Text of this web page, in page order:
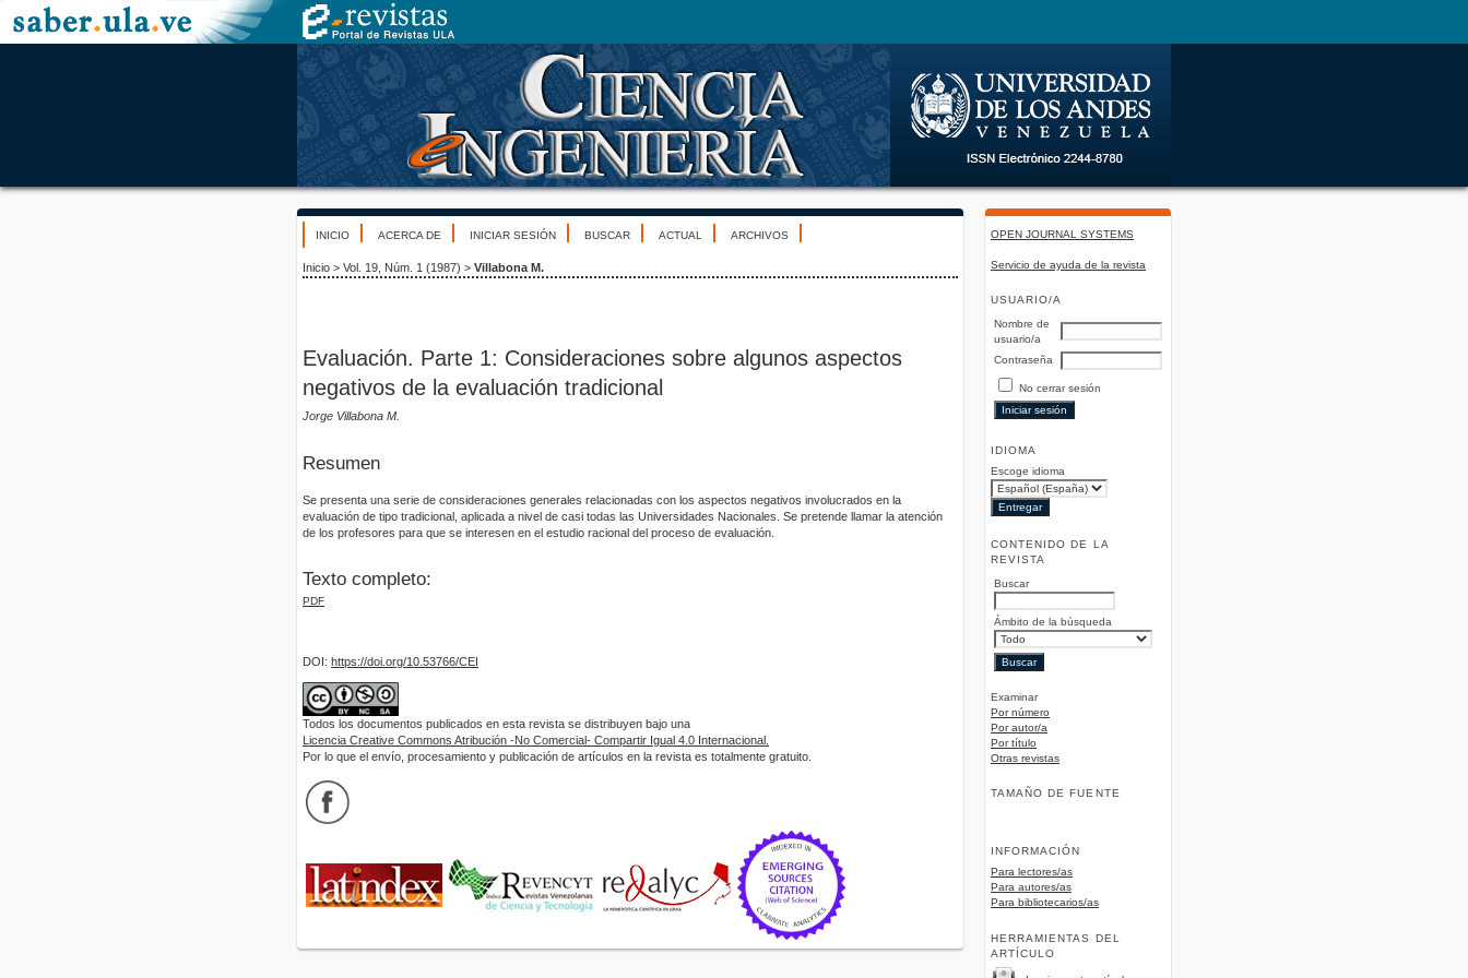
OPEN JOURNAL SYSTEMS
Servicio de ayuda de la revista
USUARIO/A
Nombre de
usuario/a
Contraseña
No cerrar sesión
IDIOMA
Escoge idioma
CONTENIDO DE LA
REVISTA
Buscar
Ámbito de la búsqueda
Examinar
Por número
Por autor/a
Por título
Otras revistas
TAMAÑO DE FUENTE
INFORMACIÓN
Para lectores/as
Para autores/as
Para bibliotecarios/as
HERRAMIENTAS DEL
ARTÍCULO
INICIO ACERCA DE INICIAR SESIÓN BUSCAR ACTUAL ARCHIVOS
Inicio > Vol. 19, Núm. 1 (1987) > Villabona M.
Evaluación. Parte 1: Consideraciones sobre algunos aspectos
negativos de la evaluación tradicional
Jorge Villabona M.
Resumen
Se presenta una serie de consideraciones generales relacionadas con los aspectos negativos involucrados en la
evaluación de tipo tradicional, aplicada a nivel de casi todas las Universidades Nacionales. Se pretende llamar la atención
de los profesores para que se interesen en el estudio racional del proceso de evaluación.
Texto completo:
PDF
DOI: https://doi.org/10.53766/CEI
Todos los documentos publicados en esta revista se distribuyen bajo una
Licencia Creative Commons Atribución -No Comercial- Compartir Igual 4.0 Internacional.
Por lo que el envío, procesamiento y publicación de artículos en la revista es totalmente gratuito.